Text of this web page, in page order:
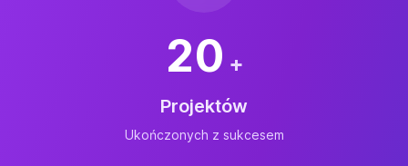
20 +
Projektów
Ukończonych z sukcesem